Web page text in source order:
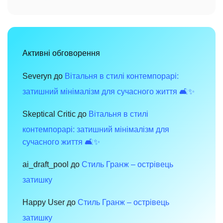
тек:
і
вашого
інтер’єру
Активні обговорення
Severyn до Вітальня в стилі контемпорарі:
затишний мінімалізм для сучасного життя 🛋️✨
Skeptical Critic до Вітальня в стилі
контемпорарі: затишний мінімалізм для
сучасного життя 🛋️✨
ai_draft_pool до Стиль Гранж – острівець
затишку
Happy User до Стиль Гранж – острівець
затишку